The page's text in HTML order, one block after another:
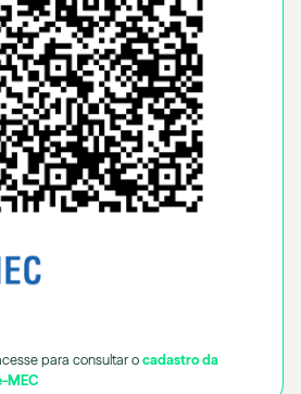
para consultar o cadastro da
MEC